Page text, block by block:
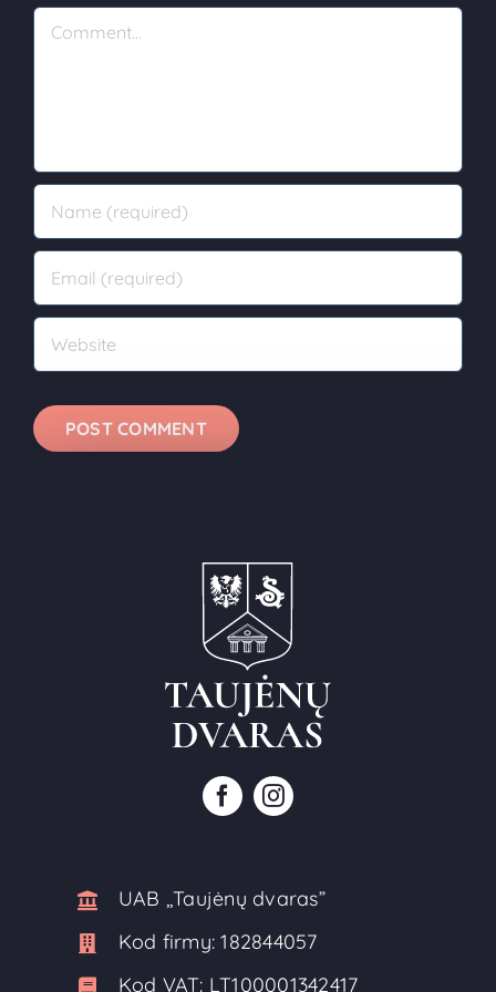
UAB ,,Taujėnų dvaras”
Kod firmy:182844057
Kod VAT: LT100001342417